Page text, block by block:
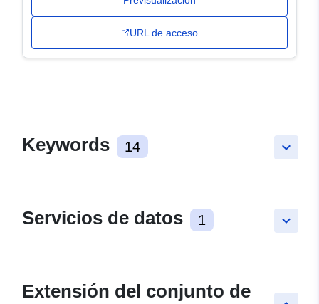
URL de acceso
keyboard_arrow_down
Keywords 14
keyboard_arrow_down
Servicios de datos 1
Extensión del conjunto de